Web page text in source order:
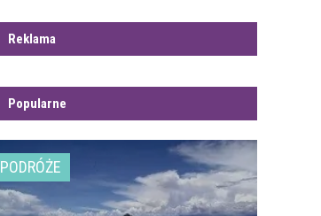
Reklama
Popularne
PODRÓŻE